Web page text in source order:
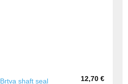
Brtva shaft seal
12,70€